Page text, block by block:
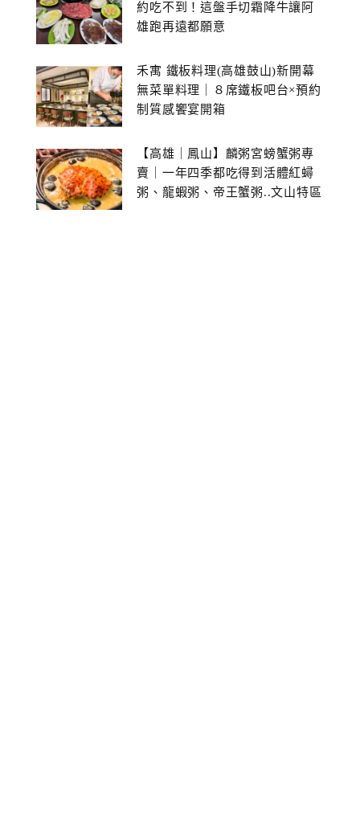
約吃不到！這盤手切霜降牛讓阿
雄跑再遠都願意
禾寓 鐵板料理(高雄鼓山)新開幕
無菜單料理｜８席鐵板吧台×預約
制質感饗宴開箱
【高雄｜鳳山】麟粥宮螃蟹粥專
賣｜一年四季都吃得到活體紅蟳
粥、龍蝦粥、帝王蟹粥..文山特區